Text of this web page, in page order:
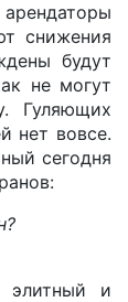
снижения
будут
не могут
Гуляющих
нет вовсе.
сегодня
элитный и